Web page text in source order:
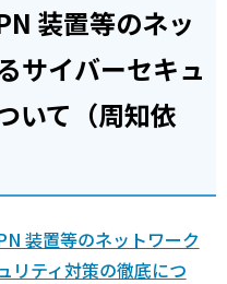
装置等のネッ
サイバーセキュ
いて（周知依
装置等のネットワーク
リティ対策の徹底につ